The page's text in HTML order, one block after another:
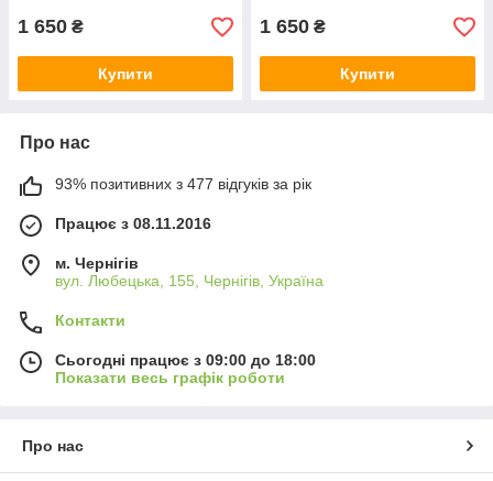
1 650 ₴
Купити
1 650 ₴
Купити
Про нас
93% позитивних з 477 відгуків за рік
Працює з 08.11.2016
м. Чернігів
вул. Любецька, 155, Чернігів, Україна
Контакти
Сьогодні працює з 09:00 до 18:00
Показати весь графік роботи
Про нас